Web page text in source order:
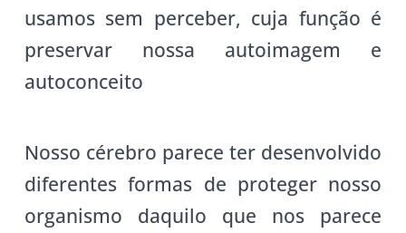
usamos sem perceber, cuja função é
preservar nossa autoimagem e
autoconceito
Nosso cérebro parece ter desenvolvido
diferentes formas de proteger nosso
organismo daquilo que nos parece